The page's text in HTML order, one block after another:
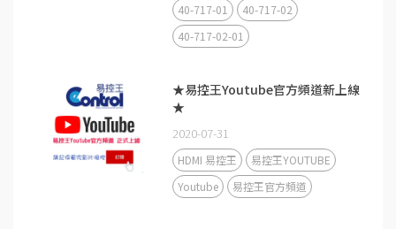
40-717-01
40-717-02
40-717-02-01
★易控王Youtube官方頻道新上線
★
2020-07-31
HDMI 易控王
易控王YOUTUBE
Youtube
易控王官方頻道